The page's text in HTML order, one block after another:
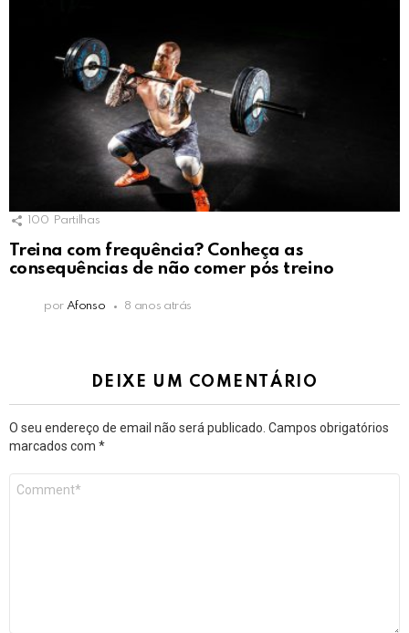
100 Partilhas
Treina com frequência? Conheça as
consequências de não comer pós treino
por Afonso 8 anos atrás
DEIXE UM COMENTÁRIO
O seu endereço de email não será publicado. Campos obrigatórios
marcados com *